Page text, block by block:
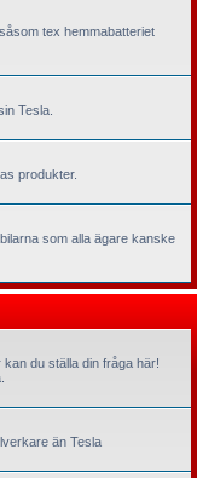
tex hemmabatteriet
Tesla.
produkter.
som alla ägare kanske
du ställa din fråga här!
än Tesla